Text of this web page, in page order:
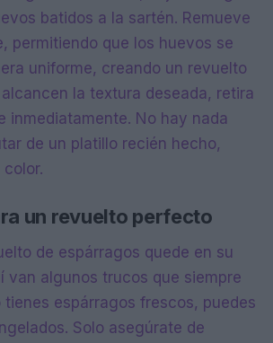
batidos a la sartén. Remueve
permitiendo que los huevos se
uniforme, creando un revuelto
la textura deseada, retira
inmediatamente. No hay nada
de un platillo recién hecho,
color.
un revuelto perfecto
de espárragos quede en su
van algunos trucos que siempre
tienes espárragos frescos, puedes
Solo asegúrate de